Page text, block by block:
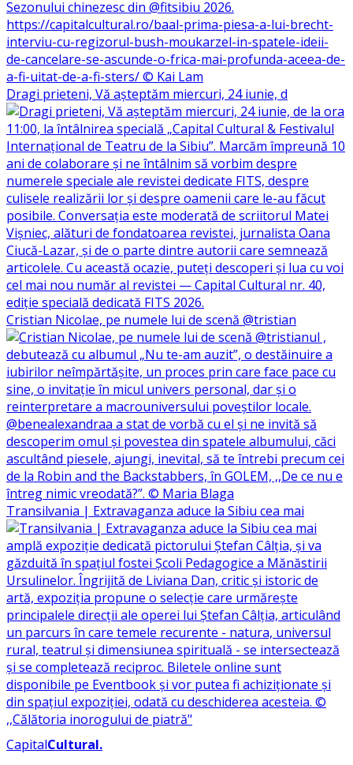
Dragi prieteni, Vă așteptăm miercuri, 24 iunie, d
Cristian Nicolae, pe numele lui de scenă @tristian
Transilvania | Extravaganza aduce la Sibiu cea mai
CapitalCultural.